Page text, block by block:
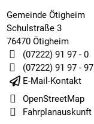
Gemeinde Ötigheim
Schulstraße 3
76470 Ötigheim
(07222) 91 97 - 0
(07222) 91 97 - 97
E-Mail-Kontakt
OpenStreetMap
Fahrplanauskunft